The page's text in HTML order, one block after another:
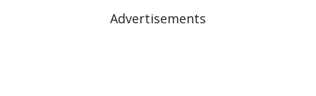
Advertisements